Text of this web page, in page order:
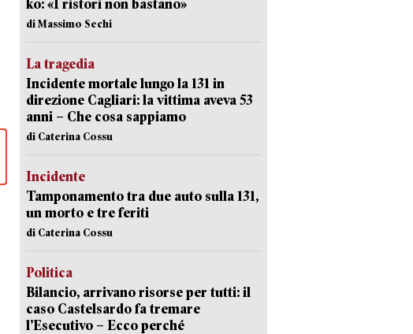
ko: «I ristori non bastano»
di Massimo Sechi
La tragedia
Incidente mortale lungo la 131 in
direzione Cagliari: la vittima aveva 53
anni – Che cosa sappiamo
di Caterina Cossu
Incidente
Tamponamento tra due auto sulla 131,
un morto e tre feriti
di Caterina Cossu
Politica
Bilancio, arrivano risorse per tutti: il
caso Castelsardo fa tremare
l’Esecutivo – Ecco perché